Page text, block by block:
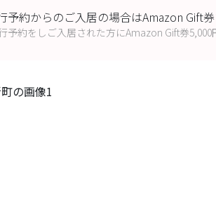
予約からのご入居の場合はAmazon Gift
予約をしご入居された方にAmazon Gift券5,000